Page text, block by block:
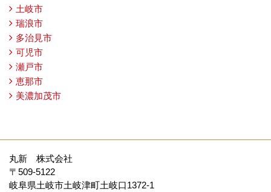
土岐市
瑞浪市
多治見市
可児市
瀬戸市
恵那市
美濃加茂市
丸新 株式会社
〒509-5122
岐阜県土岐市土岐津町土岐口1372-1